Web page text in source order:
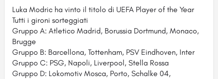
Luka Modric ha vinto il titolo di UEFA Player of the Year
Tutti i gironi sorteggiati
Gruppo A: Atletico Madrid, Borussia Dortmund, Monaco,
Brugge
Gruppo B: Barcellona, Tottenham, PSV Eindhoven, Inter
Gruppo C: PSG, Napoli, Liverpool, Stella Rossa
Gruppo D: Lokomotiv Mosca, Porto, Schalke 04,